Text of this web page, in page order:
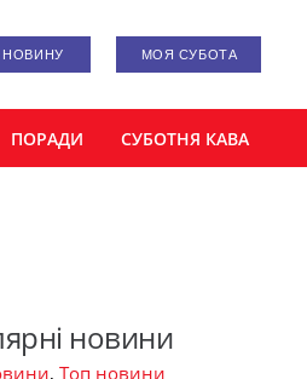
НОВИНУ МОЯ СУБОТА
ПОРАДИ СУБОТНЯ КАВА
новини
, Топ новини